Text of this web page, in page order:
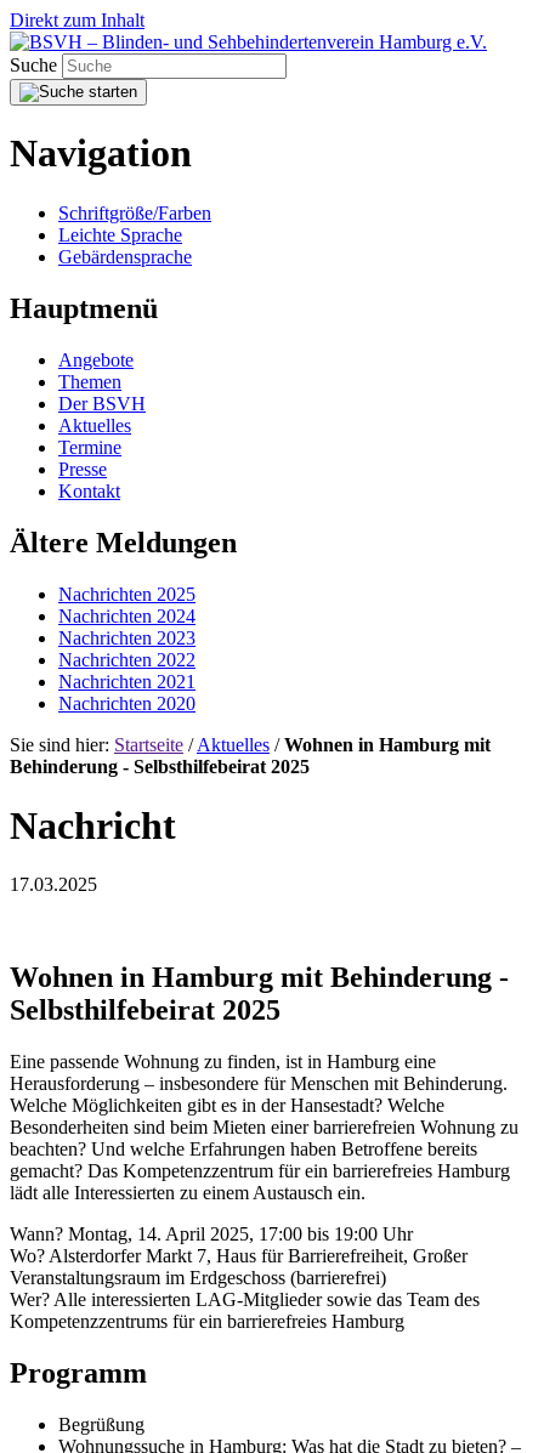
Direkt zum Inhalt
Suche
Navigation
Schriftgröße/Farben
Leichte Sprache
Gebärdensprache
Hauptmenü
Angebote
Themen
Der BSVH
Aktuelles
Termine
Presse
Kontakt
Ältere Meldungen
Nachrichten 2025
Nachrichten 2024
Nachrichten 2023
Nachrichten 2022
Nachrichten 2021
Nachrichten 2020
Sie sind hier: Startseite /Aktuelles /Wohnen in Hamburg mit
Behinderung - Selbsthilfebeirat 2025
Nachricht
17.03.2025
Wohnen in Hamburg mit Behinderung -
Selbsthilfebeirat 2025
Eine passende Wohnung zu finden, ist in Hamburg eine
Herausforderung – insbesondere für Menschen mit Behinderung.
Welche Möglichkeiten gibt es in der Hansestadt? Welche
Besonderheiten sind beim Mieten einer barrierefreien Wohnung zu
beachten? Und welche Erfahrungen haben Betroffene bereits
gemacht? Das Kompetenzzentrum für ein barrierefreies Hamburg
lädt alle Interessierten zu einem Austausch ein.
Wann? Montag, 14. April 2025, 17:00 bis 19:00 Uhr
Wo? Alsterdorfer Markt 7, Haus für Barrierefreiheit, Großer
Veranstaltungsraum im Erdgeschoss (barrierefrei)
Wer? Alle interessierten LAG-Mitglieder sowie das Team des
Kompetenzzentrums für ein barrierefreies Hamburg
Programm
Begrüßung
Wohnungssuche in Hamburg: Was hat die Stadt zu bieten? –